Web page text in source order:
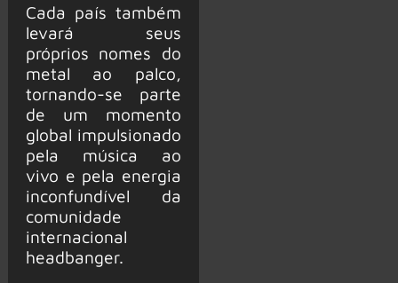
Cada país também
levará seus
próprios nomes do
metal ao palco,
tornando-se parte
de um momento
global impulsionado
pela música ao
vivo e pela energia
inconfundível da
comunidade
internacional
headbanger.